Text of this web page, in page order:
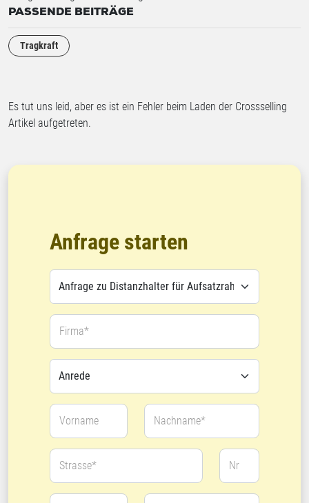
PASSENDE BEITRÄGE
Tragkraft
Es tut uns leid, aber es ist ein Fehler beim Laden der Crossselling
Artikel aufgetreten.
Anfrage starten
Firma*
Vorname Nachname*
Strasse* Nr